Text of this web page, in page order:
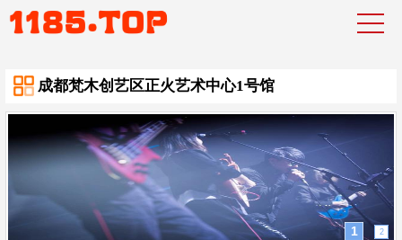
成都梵木创艺区正火艺术中心1号馆
1 2